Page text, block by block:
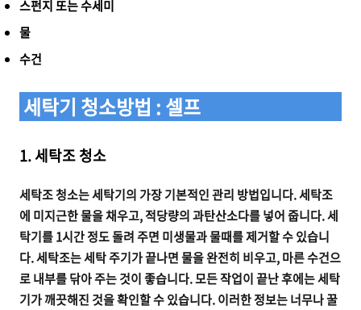
스펀지 또는 수세미
물
수건
세탁기 청소방법 : 셀프
1. 세탁조 청소
세탁조 청소는 세탁기의 가장 기본적인 관리 방법입니다. 세탁조
에 미지근한 물을 채우고, 적당량의 과탄산소다를 넣어 줍니다. 세
탁기를 1시간 정도 돌려 주면 미생물과 물때를 제거할 수 있습니
다. 세탁조는 세탁 주기가 끝나면 물을 완전히 비우고, 마른 수건으
로 내부를 닦아 주는 것이 좋습니다. 모든 작업이 끝난 후에는 세탁
기가 깨끗해진 것을 확인할 수 있습니다. 이러한 정보는 너무나 꿀